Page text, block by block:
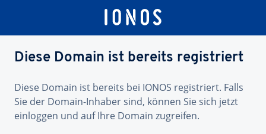
Diese Domain ist bereits registriert
Diese Domain ist bereits bei IONOS registriert. Falls
Sie der Domain-Inhaber sind, können Sie sich jetzt
einloggen und auf Ihre Domain zugreifen.